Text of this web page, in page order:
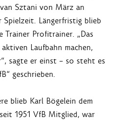
Sztani von März an
Spielzeit. Längerfristig blieb
Trainer Profitrainer. „Das
Laufbahn machen,
sagte er einst – so steht es
geschrieben.
blieb Karl Bögelein dem
1951 VfB Mitglied, war